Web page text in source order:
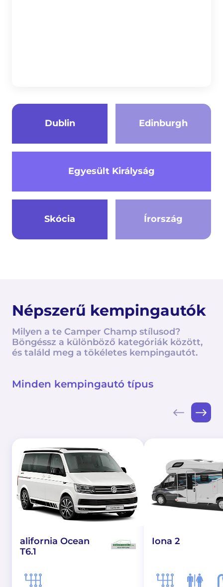
Dublin Edinburgh
Egyesült Királyság
Skócia Írország
Népszerű kempingautók
Milyen a te Camper Champ stílusod?
Böngéssz a különböző kategóriák között,
és találd meg a tökéletes kempingautót.
Minden kempingautó típus
alifornia Ocean
T6.1
Iona 2